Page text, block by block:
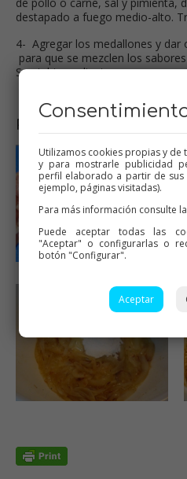
destapado a fuego medio-alto.
4- Agregar los medallones y
para que se mezclen los
Servir bien caliente.
Paso a paso
Utilizamos cookies propias y de
y para mostrarle publicidad
perfil elaborado a partir de
ejemplo, páginas visitadas).
Para más información consulte la
Puede aceptar todas las
"Aceptar" o configurarlas o
botón "Configurar".
Aceptar